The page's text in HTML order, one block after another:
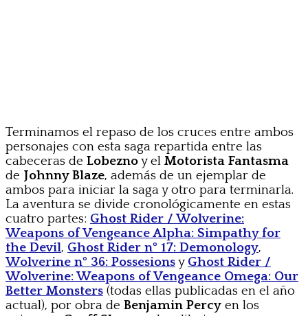
Terminamos el repaso de los cruces entre ambos
personajes con esta saga repartida entre las
cabeceras de Lobeznoy el Motorista Fantasma
de Johnny Blaze, además de un ejemplar de
ambos para iniciar la saga y otro para terminarla.
La aventura se divide cronológicamente en estas
cuatro partes: Ghost Rider / Wolverine:
Weapons of Vengeance Alpha: Simpathy for
the Devil, Ghost Rider nº 17: Demonology,
Wolverine nº 36: Possesionsy Ghost Rider /
Wolverine: Weapons of Vengeance Omega: Our
Better Monsters (todas ellas publicadas en el año
actual), por obra de Benjamin Percy en los